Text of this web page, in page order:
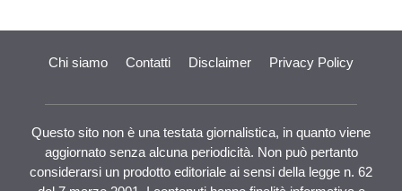
Chi siamo Contatti Disclaimer Privacy Policy
Questo sito non è una testata giornalistica, in quanto viene
aggiornato senza alcuna periodicità. Non può pertanto
considerarsi un prodotto editoriale ai sensi della legge n. 62